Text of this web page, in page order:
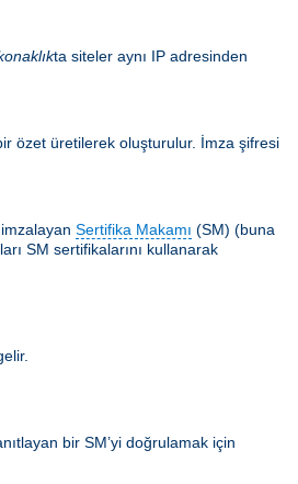
ta siteler aynı IP adresinden
özet üretilerek oluşturulur. İmza şifresi
Sertifika Makamı (SM) (buna
SM sertifikalarını kullanarak
bir SM’yi doğrulamak için